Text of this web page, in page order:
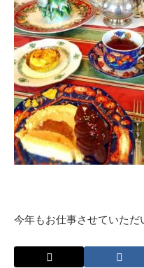
今年もお仕事させていただ